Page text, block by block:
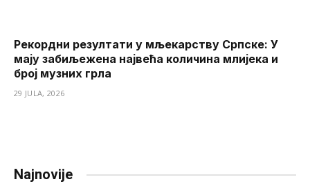
Рекордни резултати у мљекарству Српске: У
мају забиљежена највећа количина млијека и
број музних грла
29 JULA, 2026
Najnovije